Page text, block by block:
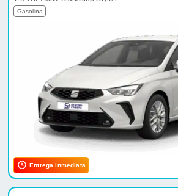
Gasolina
Entrega inmediata